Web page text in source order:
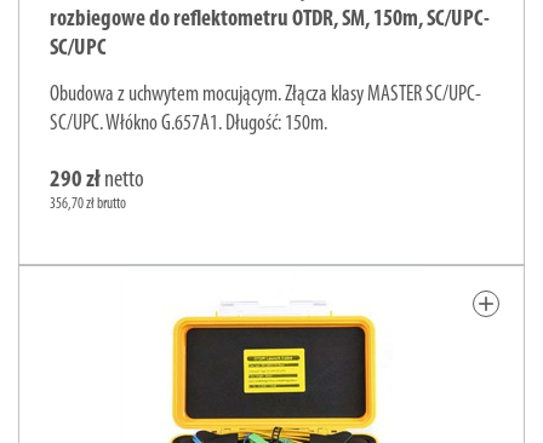
rozbiegowe do reflektometru OTDR, SM, 150m, SC/UPC-
SC/UPC
Obudowa z uchwytem mocującym. Złącza klasy MASTER SC/UPC-
SC/UPC. Włókno G.657A1. Długość: 150m.
290 zł netto
356,70 zł brutto
add